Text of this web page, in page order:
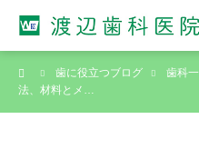
歯に役立つブログ 歯科
法、材料とメ…
ホーム